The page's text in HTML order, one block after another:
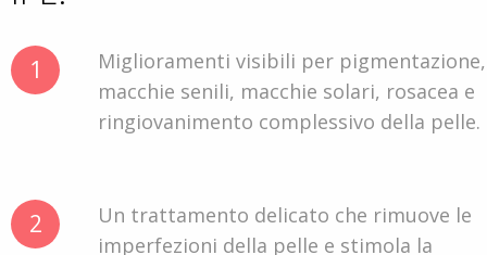
1
Miglioramenti visibili per pigmentazione,
macchie senili, macchie solari, rosacea e
ringiovanimento complessivo della pelle.
2
Un trattamento delicato che rimuove le
imperfezioni della pelle e stimola la